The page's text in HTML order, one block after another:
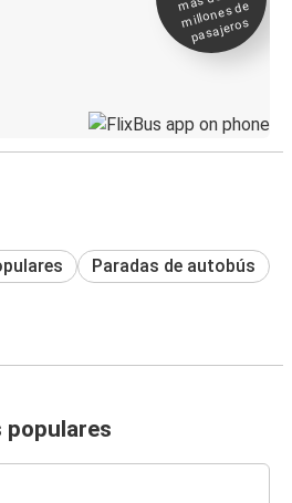
millones de
pasajeros
Paradas de autobús
populares